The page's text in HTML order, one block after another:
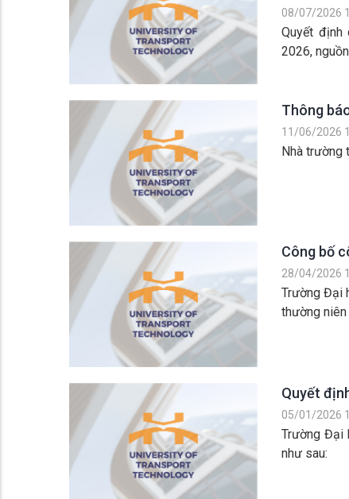
08/07/2026
Quyết
2026,
Thông
11/06/2026
Nhà trường
Công bố
28/04/2026
Trường Đại
thường
Quyết
05/01/2026
Trường Đại
như sau: